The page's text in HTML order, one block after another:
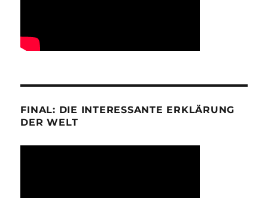
FINAL: DIE INTERESSANTE ERKLÄRUNG
DER WELT